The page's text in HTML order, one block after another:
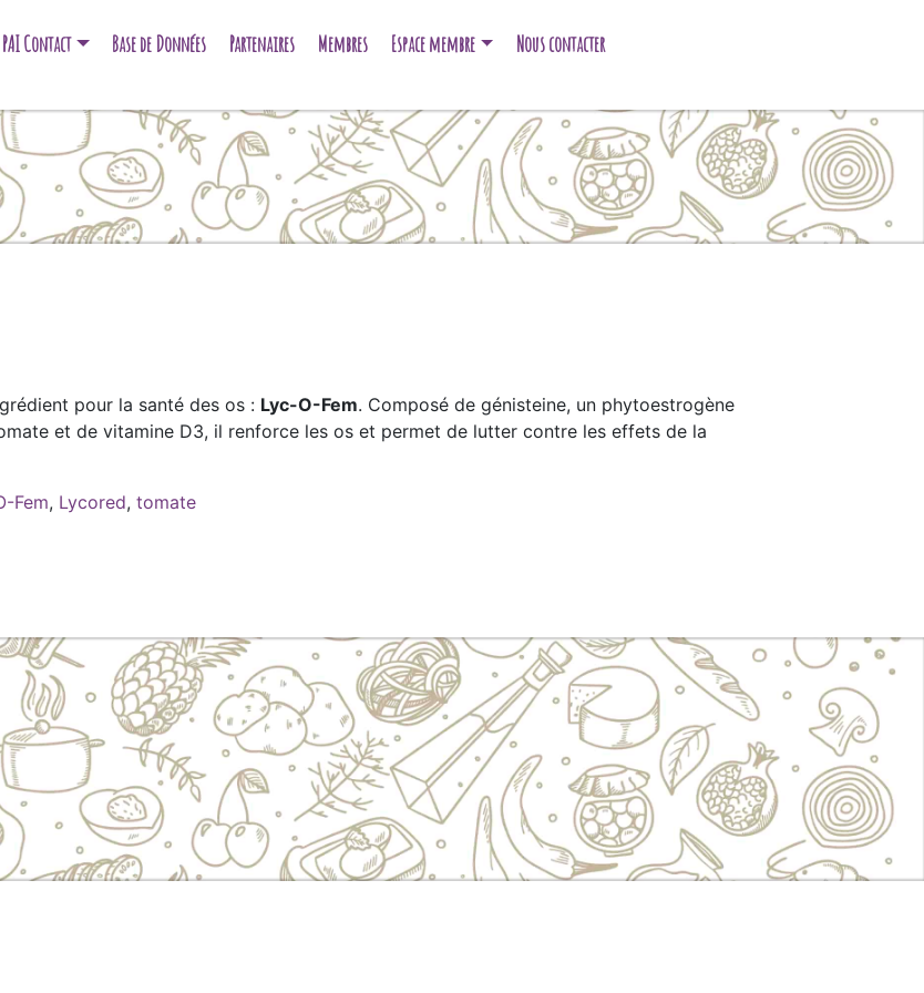
PAI Contact Base de Données Partenaires Membres Espace membre Nous contacter
pour la santé des os : Lyc-O-Fem. Composé de génisteine, un phytoestrogène
et de vitamine D3, il renforce les os et permet de lutter contre les effets de la
Fem, Lycored, tomate